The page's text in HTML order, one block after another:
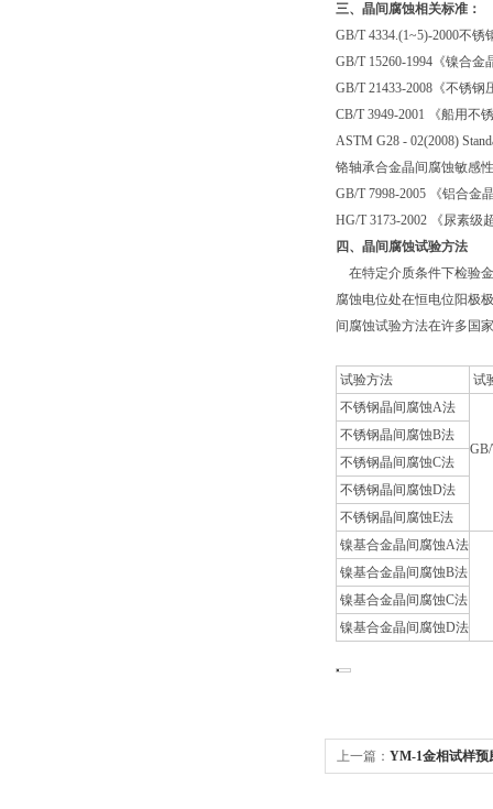
三、晶间腐蚀相关标准：
GB/T 4334.(1~5)-2000不
GB/T 15260-1994《镍合
GB/T 21433-2008《不锈
CB/T 3949-2001 《船用不
ASTM G28 - 02(2008)
铬轴承合金晶间腐蚀敏感
GB/T 7998-2005 《铝合金
HG/T 3173-2002 《尿素
四、晶间腐蚀试验方法
在特定介质条件下检验
腐蚀电位处在恒电位阳极
间腐蚀试验方法在许多国
试验方法
试
不锈钢晶间腐蚀A法
不锈钢晶间腐蚀B法
不锈钢晶间腐蚀C法
不锈钢晶间腐蚀D法
不锈钢晶间腐蚀E法
镍基合金晶间腐蚀A法
镍基合金晶间腐蚀B法
镍基合金晶间腐蚀C法
镍基合金晶间腐蚀D法
上一篇： YM-1金相试样预